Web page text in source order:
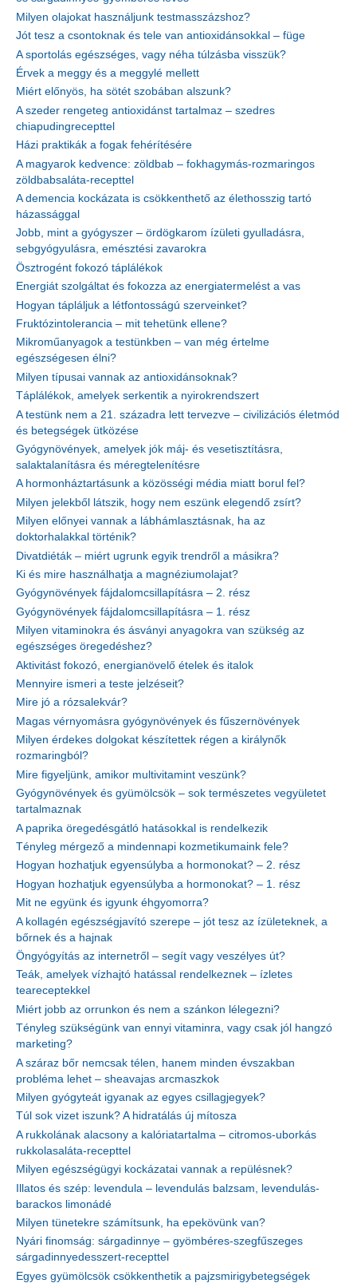
Milyen olajokat használjunk testmasszázshoz?
Jót tesz a csontoknak és tele van antioxidánsokkal – füge
A sportolás egészséges, vagy néha túlzásba visszük?
Érvek a meggy és a meggylé mellett
Miért előnyös, ha sötét szobában alszunk?
A szeder rengeteg antioxidánst tartalmaz – szedres
chiapudingrecepttel
Házi praktikák a fogak fehérítésére
A magyarok kedvence: zöldbab – fokhagymás-rozmaringos
zöldbabsaláta-recepttel
A demencia kockázata is csökkenthető az élethosszig tartó
házassággal
Jobb, mint a gyógyszer – ördögkarom ízületi gyulladásra,
sebgyógyulásra, emésztési zavarokra
Ösztrogént fokozó táplálékok
Energiát szolgáltat és fokozza az energiatermelést a vas
Hogyan tápláljuk a létfontosságú szerveinket?
Fruktózintolerancia – mit tehetünk ellene?
Mikroműanyagok a testünkben – van még értelme
egészségesen élni?
Milyen típusai vannak az antioxidánsoknak?
Táplálékok, amelyek serkentik a nyirokrendszert
A testünk nem a 21. századra lett tervezve – civilizációs életmód
és betegségek ütközése
Gyógynövények, amelyek jók máj- és vesetisztításra,
salaktalanításra és méregtelenítésre
A hormonháztartásunk a közösségi média miatt borul fel?
Milyen jelekből látszik, hogy nem eszünk elegendő zsírt?
Milyen előnyei vannak a lábhámlasztásnak, ha az
doktorhalakkal történik?
Divatdiéták – miért ugrunk egyik trendről a másikra?
Ki és mire használhatja a magnéziumolajat?
Gyógynövények fájdalomcsillapításra – 2. rész
Gyógynövények fájdalomcsillapításra – 1. rész
Milyen vitaminokra és ásványi anyagokra van szükség az
egészséges öregedéshez?
Aktivitást fokozó, energianövelő ételek és italok
Mennyire ismeri a teste jelzéseit?
Mire jó a rózsalekvár?
Magas vérnyomásra gyógynövények és fűszernövények
Milyen érdekes dolgokat készítettek régen a királynők
rozmaringból?
Mire figyeljünk, amikor multivitamint veszünk?
Gyógynövények és gyümölcsök – sok természetes vegyületet
tartalmaznak
A paprika öregedésgátló hatásokkal is rendelkezik
Tényleg mérgező a mindennapi kozmetikumaink fele?
Hogyan hozhatjuk egyensúlyba a hormonokat? – 2. rész
Hogyan hozhatjuk egyensúlyba a hormonokat? – 1. rész
Mit ne együnk és igyunk éhgyomorra?
A kollagén egészségjavító szerepe – jót tesz az ízületeknek, a
bőrnek és a hajnak
Öngyógyítás az internetről – segít vagy veszélyes út?
Teák, amelyek vízhajtó hatással rendelkeznek – ízletes
teareceptekkel
Miért jobb az orrunkon és nem a szánkon lélegezni?
Tényleg szükségünk van ennyi vitaminra, vagy csak jól hangzó
marketing?
A száraz bőr nemcsak télen, hanem minden évszakban
probléma lehet – sheavajas arcmaszkok
Milyen gyógyteát igyanak az egyes csillagjegyek?
Túl sok vizet iszunk? A hidratálás új mítosza
A rukkolának alacsony a kalóriatartalma – citromos-uborkás
rukkolasaláta-recepttel
Milyen egészségügyi kockázatai vannak a repülésnek?
Illatos és szép: levendula – levendulás balzsam, levendulás-
barackos limonádé
Milyen tünetekre számítsunk, ha epekövünk van?
Nyári finomság: sárgadinnye – gyömbéres-szegfűszeges
sárgadinnyedesszert-recepttel
Egyes gyümölcsök csökkenthetik a pajzsmirigybetegségek